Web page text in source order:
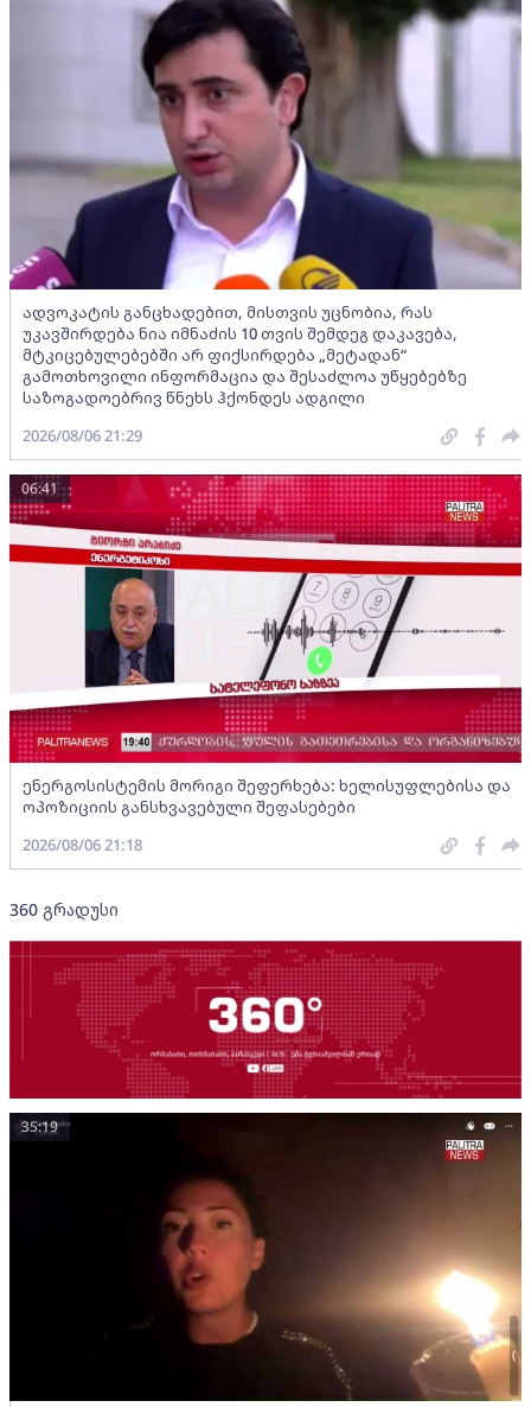
ადვოკატის განცხადებით, მისთვის უცნობია, რას
უკავშირდება ნია იმნაძის 10 თვის შემდეგ დაკავება,
მტკიცებულებებში არ ფიქსირდება „მეტადან“
გამოთხოვილი ინფორმაცია და შესაძლოა უწყებებზე
საზოგადოებრივ წნეხს ჰქონდეს ადგილი
2026/08/06 21:29
ენერგოსისტემის მორიგი შეფერხება: ხელისუფლებისა და
ოპოზიციის განსხვავებული შეფასებები
06:41
2026/08/06 21:18
360 გრადუსი
35:19